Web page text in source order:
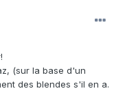
(sur la base d'un
des blendes s'il en a.